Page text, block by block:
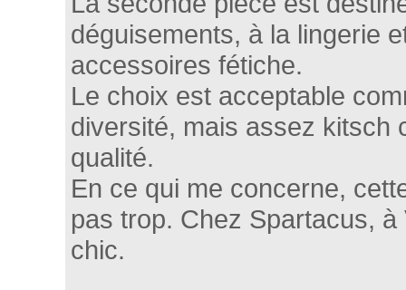
déguisements, à la lingerie
accessoires fétiche.
Le choix est acceptable
diversité, mais assez kitsch
qualité.
En ce qui me concerne,
pas trop. Chez Spartacus,
chic.